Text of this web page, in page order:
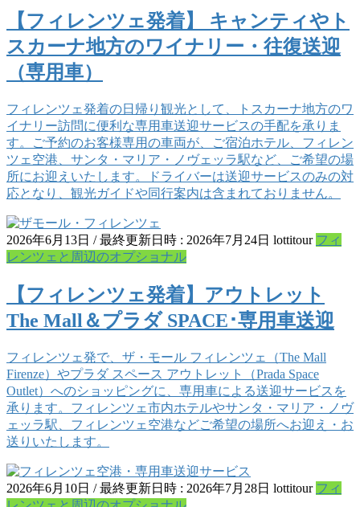
【フィレンツェ発着】 キャンティやト
スカーナ地方のワイナリー・往復送迎
（専用車）
フィレンツェ発着の日帰り観光として、トスカーナ地方のワ
イナリー訪問に便利な専用車送迎サービスの手配を承りま
す。ご予約のお客様専用の車両が、ご宿泊ホテル、フィレン
ツェ空港、サンタ・マリア・ノヴェッラ駅など、ご希望の場
所にお迎えいたします。ドライバーは送迎サービスのみの対
応となり、観光ガイドや同行案内は含まれておりません。
2026年6月13日 / 最終更新日時 : 2026年7月24日 lottitour フィ
レンツェと周辺のオプショナル
【フィレンツェ発着】アウトレット
The Mall＆プラダ SPACE･専用車送迎
フィレンツェ発で、ザ・モール フィレンツェ（The Mall
Firenze）やプラダ スペース アウトレット（Prada Space
Outlet）へのショッピングに、専用車による送迎サービスを
承ります。フィレンツェ市内ホテルやサンタ・マリア・ノヴ
ェッラ駅、フィレンツェ空港などご希望の場所へお迎え・お
送りいたします。
2026年6月10日 / 最終更新日時 : 2026年7月28日 lottitour フィ